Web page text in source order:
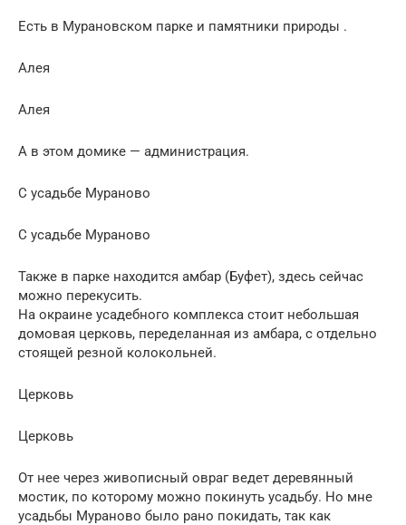
Есть в Мурановском парке и памятники природы .
Алея
Алея
А в этом домике — администрация.
С усадьбе Мураново
С усадьбе Мураново
Также в парке находится амбар (Буфет), здесь сейчас
можно перекусить.
На окраине усадебного комплекса стоит небольшая
домовая церковь, переделанная из амбара, с отдельно
стоящей резной колокольней.
Церковь
Церковь
От нее через живописный овраг ведет деревянный
мостик, по которому можно покинуть усадьбу. Но мне
усадьбы Мураново было рано покидать, так как